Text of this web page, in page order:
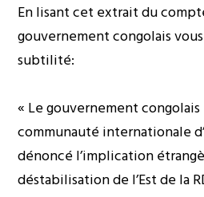
En lisant cet extrait du
gouvernement congolais
subtilité:
« Le gouvernement
communauté internationale
dénoncé l’implication
déstabilisation de l’Est de la